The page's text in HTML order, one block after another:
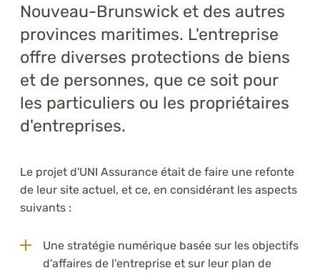
Nouveau-Brunswick et des autres
provinces maritimes. L'entreprise
offre diverses protections de biens
et de personnes, que ce soit pour
les particuliers ou les propriétaires
d'entreprises.
Le projet d'UNI Assurance était de faire une refonte
de leur site actuel, et ce, en considérant les aspects
suivants :
Une stratégie numérique basée sur les objectifs
d'affaires de l'entreprise et sur leur plan de